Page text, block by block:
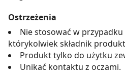
Strony.
Ostrzeżenia
Nie stosować w
którykolwiek składnik
Produkt tylko do użytku
Unikać kontaktu z oczami.